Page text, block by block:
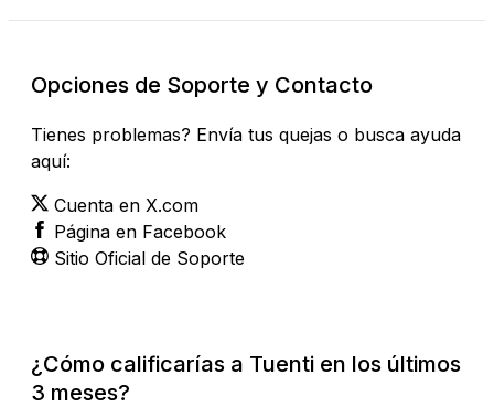
Opciones de Soporte y Contacto
Tienes problemas? Envía tus quejas o busca ayuda
aquí:
Cuenta en X.com
Página en Facebook
Sitio Oficial de Soporte
¿Cómo calificarías a Tuenti en los últimos
3 meses?